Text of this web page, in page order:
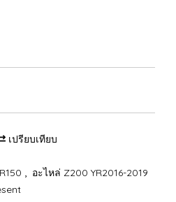
เปรียบเทียบ
, อะไหล่ Z200 YR2016-2019